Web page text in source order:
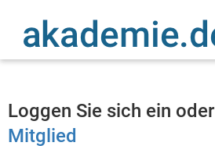
Inhalt
Loggen Sie sich ein oder
Mitglied